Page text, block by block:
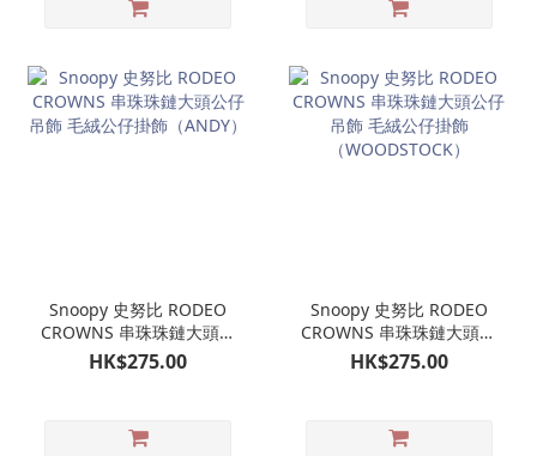
Snoopy 史努比 RODEO
CROWNS 串珠珠鏈大頭公
仔吊飾 毛絨公仔掛飾
（ANDY）
HK$275.00
Snoopy 史努比 RODEO
CROWNS 串珠珠鏈大頭公
仔吊飾 毛絨公仔掛飾
（WOODSTOCK）
HK$275.00